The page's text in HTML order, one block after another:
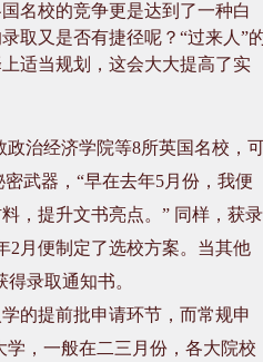
名校的竞争更是达到了一种白
取又是否有捷径呢？“过来人”
适当规划，这会大大提高了实
政治经济学院等8所英国名校，
武器，“早在去年5月份，我便
，提升文书亮点。” 同样，获录
2 月便制定了选校方案。当其他
得录取通知书。
的提前批申请环节，而常规申
，一般在二三月份，各大院校